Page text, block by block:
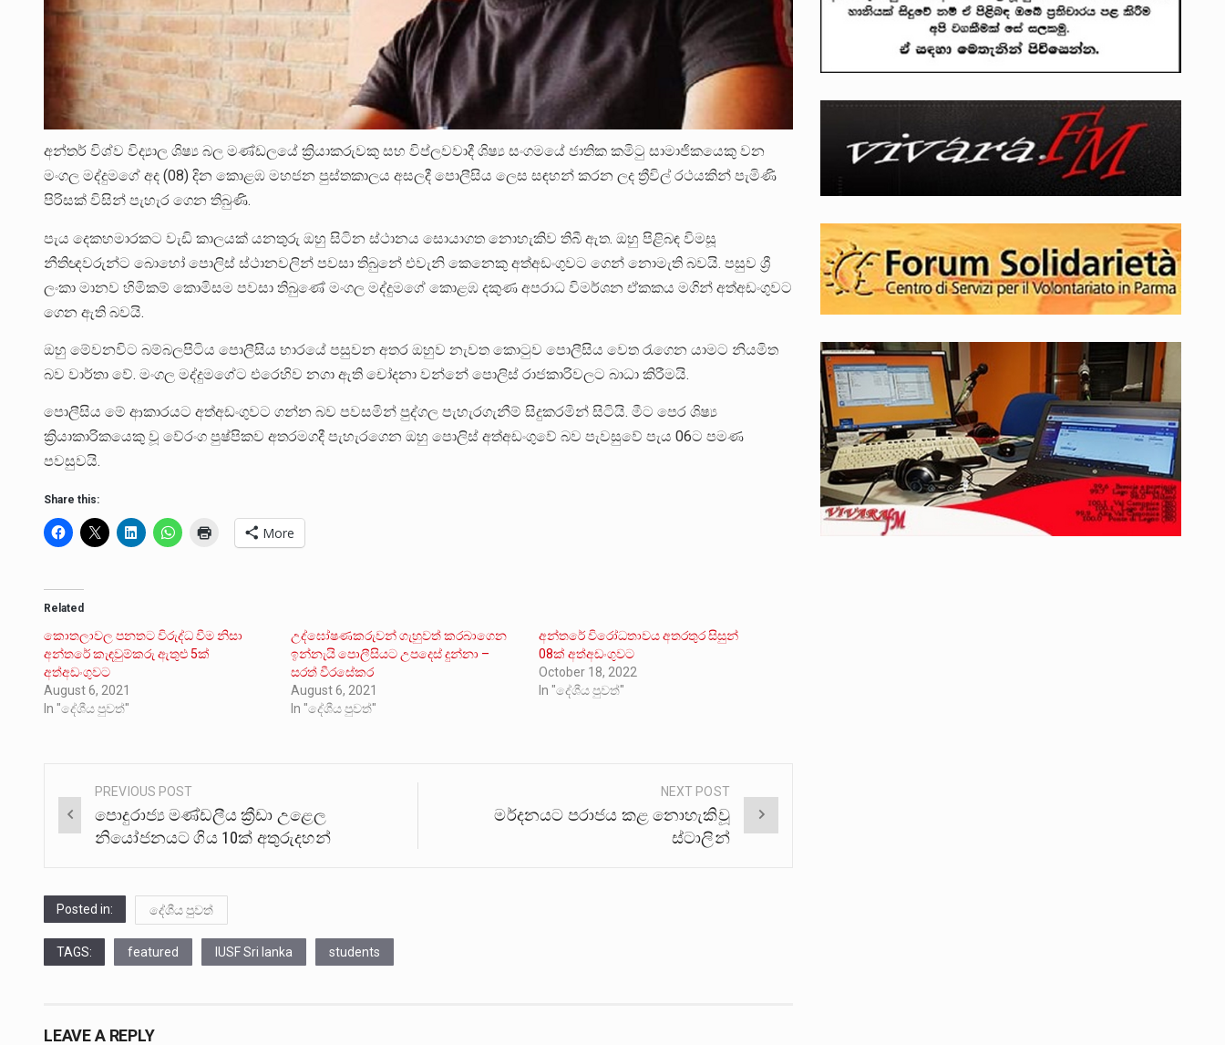
අන්තර් විශ්ව විද්‍යාල ශිෂ්‍ය බල මණ්ඩලයේ ක්‍රියාකරුවකු සහ විප්ලවවාදී ශිෂ්‍ය සංගමයේ ජාතික කමිටු සාමාජිකයෙකු වන
මංගල මද්දුමගේ අද (08) දින කොළඹ මහජන පුස්තකාලය අසලදී පොලීසිය ලෙස සඳහන් කරන ලද ත්‍රීවිල් රථයකින් පැමිණි
පිරිසක් විසින් පැහැර ගෙන තිබුණි.
පැය දෙකහමාරකට වැඩි කාලයක් යනතුරු ඔහු සිටින ස්ථානය සොයාගත නොහැකිව තිබී ඇත. ඔහු පිළිබඳ විමසූ
නීතිඥවරුන්ට බොහෝ පොලිස් ස්ථානවලින් පවසා තිබුනේ එවැනි කෙනෙකු අත්අඩංගුවට ගෙන් නොමැති බවයි. පසුව ශ්‍රී
ලංකා මානව හිමිකම් කොමිසම පවසා තිබුණේ මංගල මද්දුමගේ කොළඹ දකුණ අපරාධ විමර්ශන ඒකකය මගින් අත්අඩංගුවට
ගෙන ඇති බවයි.
ඔහු මේවනවිට බම්බලපිටිය පොලීසිය භාරයේ පසුවන අතර ඔහුව නැවත කොටුව පොලීසිය වෙත රැගෙන යාමට නියමිත
බව වාර්තා වේ. මංගල මද්දුමගේට එරෙහිව නගා ඇති චෝදනා වන්නේ පොලිස් රාජකාරිවලට බාධා කිරීමයි.
පොලීසිය මේ ආකාරයට අත්අඩංගුවට ගන්න බව පවසමින් පුද්ගල පැහැරගැනීම් සිදුකරමින් සිටියි. මීට පෙර ශිෂ්‍ය
ක්‍රියාකාරිකයෙකු වූ වේරංග පුෂ්පිකව අතරමගදී පැහැරගෙන ඔහු පොලිස් අත්අඩංගුවේ බව පැවසුවේ පැය 06ට පමණ
පවසුවයි.
Share this:
More
Related
කොතලාවල පනතට විරුද්ධ වීම නිසා
අන්තරේ කැඳවුම්කරු ඇතුළු 5ක්
අත්අඩංගුවට
August 6, 2021
In "දේශීය පුවත්"
උද්ඝෝෂණකරුවන් ගැහුවත් කරබාගෙන
ඉන්නැයි පොලීසියට උපදෙස් දුන්නා –
සරත් වීරසේකර
August 6, 2021
In "දේශීය පුවත්"
අන්තරේ විරෝධතාවය අතරතුර සිසුන්
08ක් අත්අඩංගුවට
October 18, 2022
In "දේශීය පුවත්"
Post
navigation
PREVIOUS POST
පොදුරාජ්‍ය මණ්ඩලීය ක්‍රීඩා උළෙල
නියෝජනයට ගිය 10ක් අතුරුදහන්
NEXT POST
මර්දනයට පරාජය කළ නොහැකිවූ
ස්ටාලින්
Posted in: දේශීය පුවත්
TAGS: featured IUSF Sri lanka students
LEAVE A REPLY